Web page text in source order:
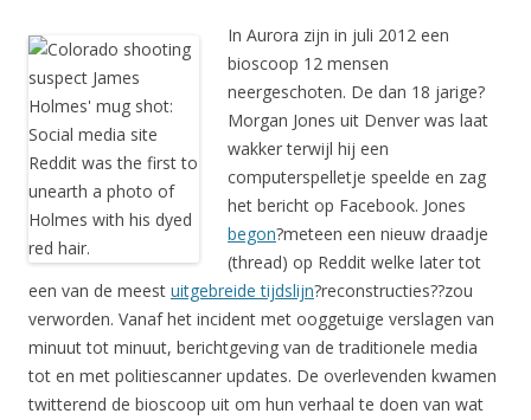
In Aurora zijn in juli 2012 een
bioscoop 12 mensen
neergeschoten. De dan 18 jarige?
Morgan Jones uit Denver was laat
wakker terwijl hij een
computerspelletje speelde en zag
het bericht op Facebook. Jones
begon?meteen een nieuw draadje
(thread) op Reddit welke later tot
een van de meest uitgebreide tijdslijn?reconstructies??zou
verworden. Vanaf het incident met ooggetuige verslagen van
minuut tot minuut, berichtgeving van de traditionele media
tot en met politiescanner updates. De overlevenden kwamen
twitterend de bioscoop uit om hun verhaal te doen van wat